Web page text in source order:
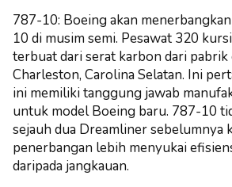
787-10: Boeing akan
10 di musim semi. Pesawat 320
terbuat dari serat karbon dari
Charleston, Carolina Selatan. Ini
ini memiliki tanggung jawab
untuk model Boeing baru. 787-10
sejauh dua Dreamliner sebelumnya
penerbangan lebih menyukai
daripada jangkauan.